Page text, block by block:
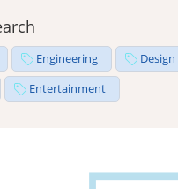
Engineering Design
Entertainment